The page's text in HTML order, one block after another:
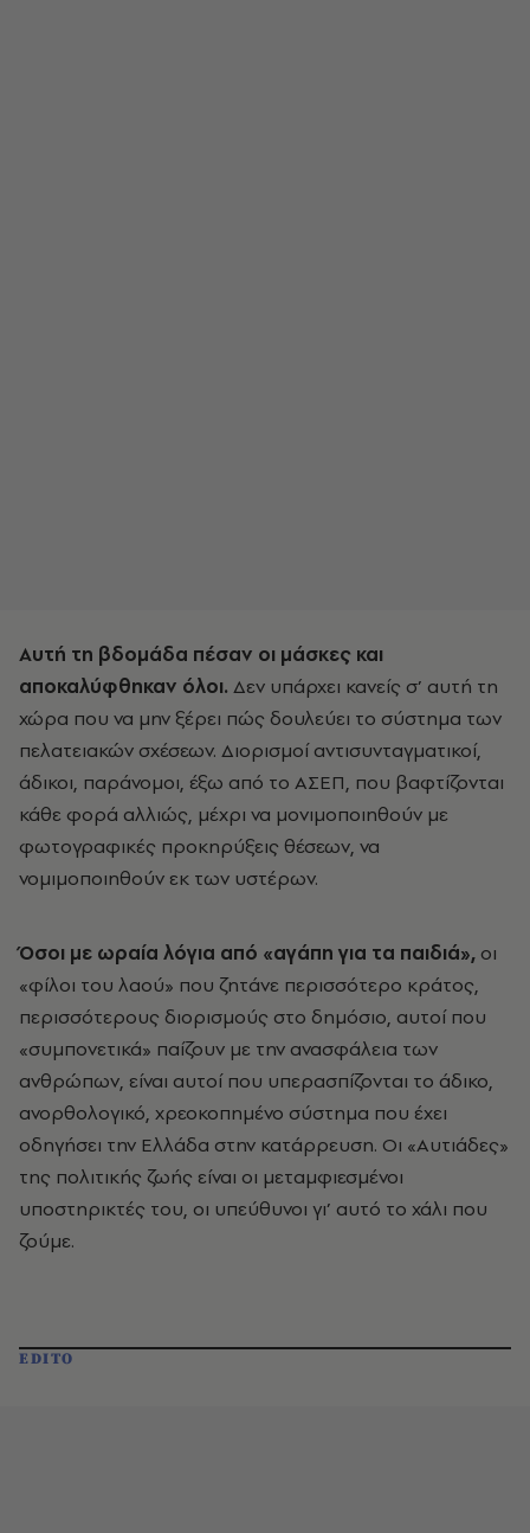
Αυτή τη βδομάδα πέσαν οι μάσκες και
αποκαλύφθηκαν όλοι. Δεν υπάρχει κανείς σ’ αυτή τη
χώρα που να μην ξέρει πώς δουλεύει το σύστημα των
πελατειακών σχέσεων. Διορισμοί αντισυνταγματικοί,
άδικοι, παράνομοι, έξω από το ΑΣΕΠ, που βαφτίζονται
κάθε φορά αλλιώς, μέχρι να μονιμοποιηθούν με
φωτογραφικές προκηρύξεις θέσεων, να
νομιμοποιηθούν εκ των υστέρων.
Όσοι με ωραία λόγια από «αγάπη για τα παιδιά», οι
«φίλοι του λαού» που ζητάνε περισσότερο κράτος,
περισσότερους διορισμούς στο δημόσιο, αυτοί που
«συμπονετικά» παίζουν με την ανασφάλεια των
ανθρώπων, είναι αυτοί που υπερασπίζονται το άδικο,
ανορθολογικό, χρεοκοπημένο σύστημα που έχει
οδηγήσει την Ελλάδα στην κατάρρευση. Οι «Αυτιάδες»
της πολιτικής ζωής είναι οι μεταμφιεσμένοι
υποστηρικτές του, οι υπεύθυνοι γι’ αυτό το χάλι που
ζούμε.
EDITO